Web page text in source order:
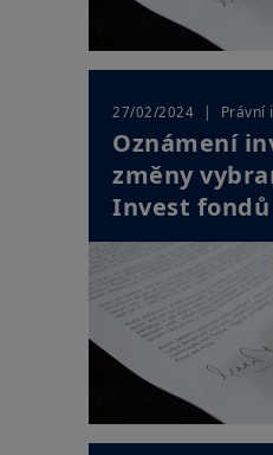
27/02/2024 | Právní
Oznámení
změny
Invest fondů